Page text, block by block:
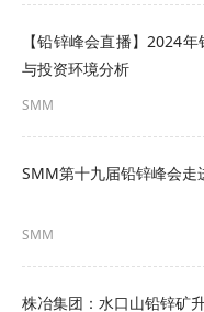
资源
贵州麒臻实业集团
江经济开发区，项
高质量工业企业的
焦行业领先的奋斗
设备达到国际国内
【铅锌峰会直播】2024
与投资环境分析
SMM
SMM第十九届铅锌峰会走
SMM
株冶集团：水口山铅锌矿